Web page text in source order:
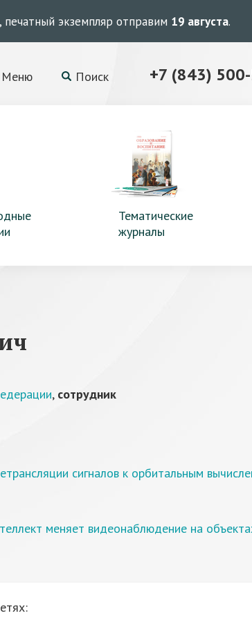
, печатный экземпляр отправим 19 августа.
Меню Поиск +7 (843)
Тематические
журналы
, сотрудник
сигналов к орбитальным
меняет видеонаблюдение на